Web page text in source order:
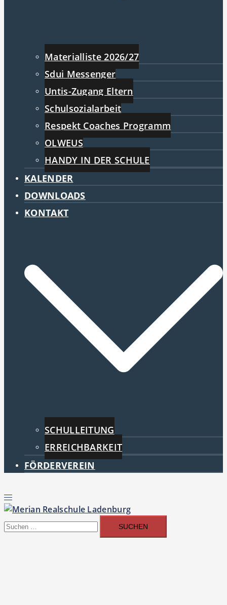
Materialliste 2026/27
Sdui Messenger
Untis-Zugang Eltern
Schulsozialarbeit
Respekt Coaches Programm
OLWEUS
HANDY IN DER SCHULE
KALENDER
DOWNLOADS
KONTAKT
SCHULLEITUNG
ERREICHBARKEIT
FÖRDERVEREIN
Menü
umschalten
Suchen
nach: